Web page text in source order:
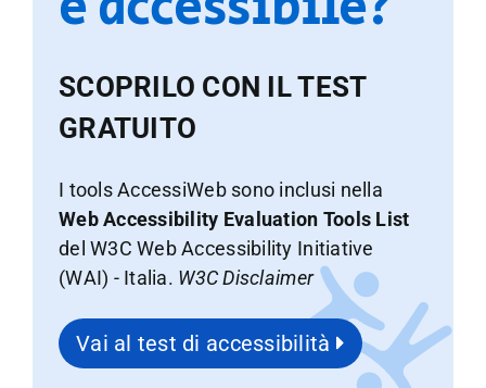
SCOPRILO CON IL TEST
GRATUITO
I tools AccessiWeb sono inclusi nella
Web Accessibility Evaluation Tools List
del W3C Web Accessibility Initiative
(WAI) - Italia. W3C Disclaimer
Vai al test di accessibilità